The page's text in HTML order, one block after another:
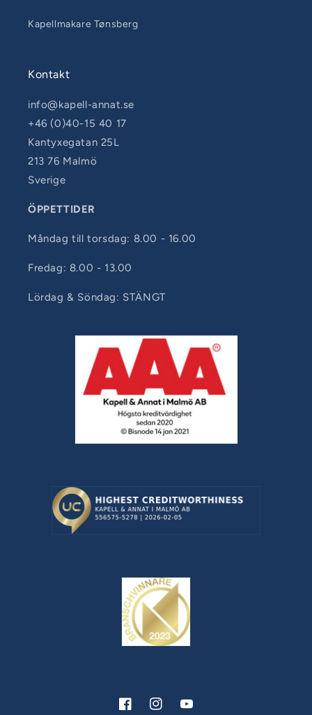
Kapellmakare Tønsberg
Kontakt
info@kapell-annat.se
+46 (0)40-15 40 17
Kantyxegatan 25L
213 76 Malmö
Sverige
ÖPPETTIDER
Måndag till torsdag: 8.00 - 16.00
Fredag: 8.00 - 13.00
Lördag & Söndag: STÄNGT
FacebookInstagramYouTube